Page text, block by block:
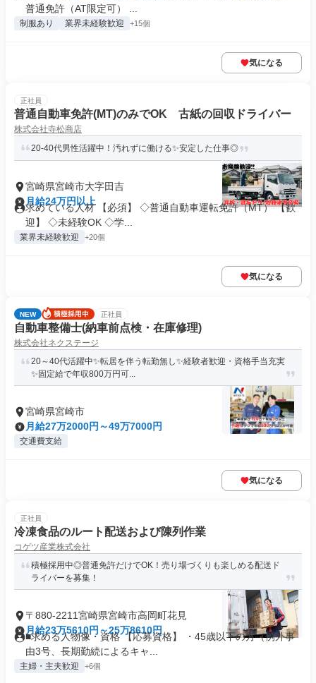
普通免許（AT限定可） ...
制服あり 業界未経験歓迎 +15個
気になる
正社員
普通自動車免許(MT)のみでOK 古紙の回収ドライバー
株式会社寺松商店
20-40代男性活躍中！汚れずに働ける✨安定した仕事◎
宮崎県宮崎市大字田吉
月給24万円以上
求めている人材 【必須】 ◇普通自動車運転免許（MT） 【歓
迎】 ◇未経験OK ◇学...
業界未経験歓迎 +20個
気になる
NEW 正社員
自動車整備士(納車前点検・在庫修理)
株式会社ネクステージ
20～40代活躍中✨転居を伴う転勤無し✨経験者歓迎・資格手当充実
✨固定給で年収800万円可...
宮崎県宮崎市
月給27万2000円～49万7000円
交通費支給
気になる
正社員
冷凍食品のルート配送および陳列作業
コゲツ産業株式会社
積極採用中◎普通免許だけでOK！売り場づくりも楽しめる配送ド
ライバーを募集！
〒880-2211宮崎県宮崎市高岡町花見
月給23万5610円～25万8610円
■求める人物像・資格 【応募資格】 ・45歳以下の方（例外事
由3号、長期勤続によるキャ...
主婦・主夫歓迎 +6個